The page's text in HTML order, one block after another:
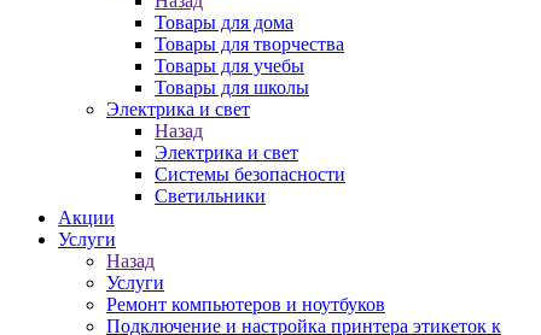
Товары для дома
Товары для творчества
Товары для учебы
Товары для школы
Электрика и свет
Назад
Электрика и свет
Системы безопасности
Светильники
Акции
Услуги
Назад
Услуги
Ремонт компьютеров и ноутбуков
Подключение и настройка принтера этикеток к